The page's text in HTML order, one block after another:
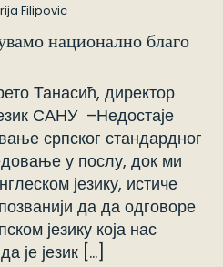
Filipovic
национално благо
Танасић, директор
САНУ –Недостаје
српског стандардног
у послу, док ми
језику, истиче
да да одговоре
језику која нас
је језик […]